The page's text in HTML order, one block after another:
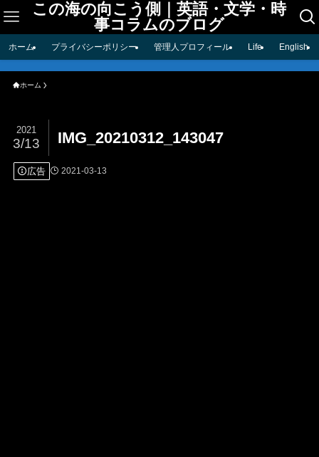
この海の向こう側｜英語・文学・時
事コラムのブログ
ホーム プライバシーポリシー 管理人プロフィール Life English
ホーム
IMG_20210312_143047
2021
3/13
広告 2021-03-13